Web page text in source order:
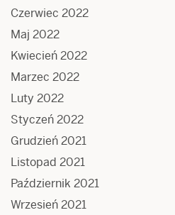
Czerwiec 2022
Maj 2022
Kwiecień 2022
Marzec 2022
Luty 2022
Styczeń 2022
Grudzień 2021
Listopad 2021
Październik 2021
Wrzesień 2021